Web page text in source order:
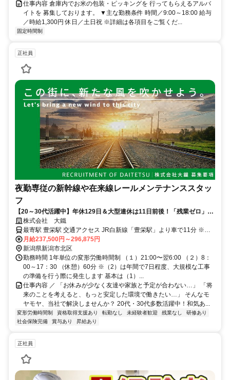
仕事内容 倉庫内でお米の包装・ピッキングを 行ってもらえるアルバ
イトを 募集しております。 ▼主な勤務条件 時間／9:00～18:00 給与
／時給1,300円 休日／土日祝 ※詳細は各項目をご覧くだ...
固定時間制
正社員
夜勤専従の新幹線や在来線レールメンテナンススタッ
フ
【20～30代活躍中】年休129日＆大型連休は11日前後！「残業ゼロ」で
自分の時間も大切にできるレールメンテナンス
株式会社 大鐵
最寄駅 豊栄駅 交通アクセス JR白新線「豊栄駅」より車で11分 ※上
記は本社へのアクセス情報 新潟県内の駅や線路で作業を実施 └災害
時を除き県外出張はほぼゼロ ※ヘルプで秋田出張の実績有 ★自動車
通勤OK（駐車場あり） └原則会社集合ですが移動時間も勤務時間に
含めます
月給237,500円～296,875円
新潟県新潟市北区
勤務時間 1年単位の変形労働時間制 （１）21:00〜翌6:00 （２）8：
00～17：30 （休憩）60分 ※（2）は年間で7日程度、大規模な工事
の準備を行う際に発生します 基本は（1）...
仕事内容 ／ 「お休みが少なく友達や家族と予定が合わない…」 「将
来のことを考えると、もっと安定した環境で働きたい…」 そんなモ
ヤモヤ、当社で解決しませんか？ 20代・30代多数活躍中！和気あ...
変形労働時間制 資格取得支援あり 転勤なし 未経験者歓迎 残業なし
研修あり
社会保険完備
賞与あり 昇給あり
正社員